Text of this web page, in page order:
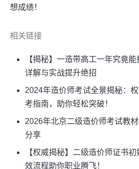
想成绩！
相关链接
【揭秘】一造带高工一年究竟
详解与实战提升绝招
2024年造价师考试全景揭秘：
考指南，助你轻松突破！
2026年北京二级造价师考试教
分享
【权威揭秘】二级造价师证书
效流程助你职业腾飞！